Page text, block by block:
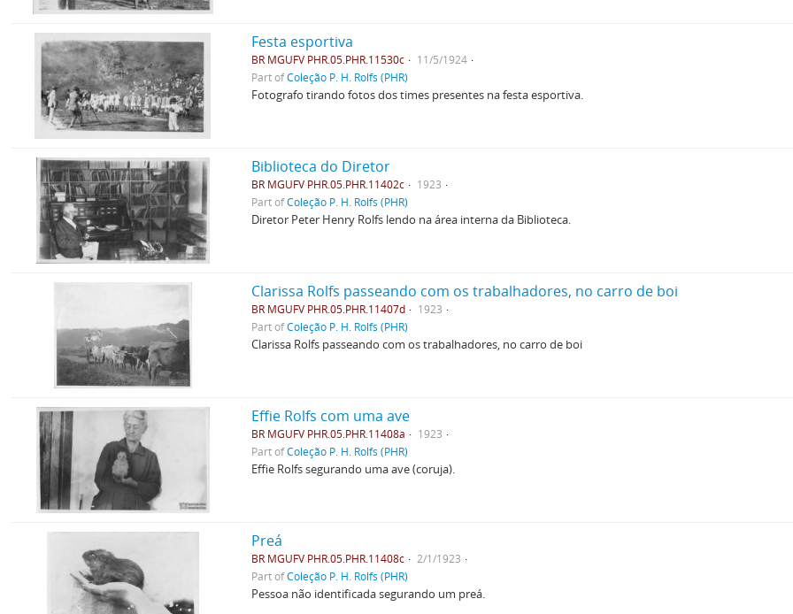
Festa esportiva
BR MGUFV PHR.05.PHR.11530c
11/5/1924
Part ofColeção P. H. Rolfs (PHR)
Fotografo tirando fotos dos times presentes na festa esportiva.
Biblioteca do Diretor
BR MGUFV PHR.05.PHR.11402c
1923
Part ofColeção P. H. Rolfs (PHR)
Diretor Peter Henry Rolfs lendo na área interna da Biblioteca.
Clarissa Rolfs passeando com os trabalhadores, no carro de boi
BR MGUFV PHR.05.PHR.11407d
1923
Part ofColeção P. H. Rolfs (PHR)
Clarissa Rolfs passeando com os trabalhadores, no carro de boi
Effie Rolfs com uma ave
BR MGUFV PHR.05.PHR.11408a
1923
Part ofColeção P. H. Rolfs (PHR)
Effie Rolfs segurando uma ave (coruja).
Preá
BR MGUFV PHR.05.PHR.11408c
2/1/1923
Part ofColeção P. H. Rolfs (PHR)
Pessoa não identificada segurando um preá.